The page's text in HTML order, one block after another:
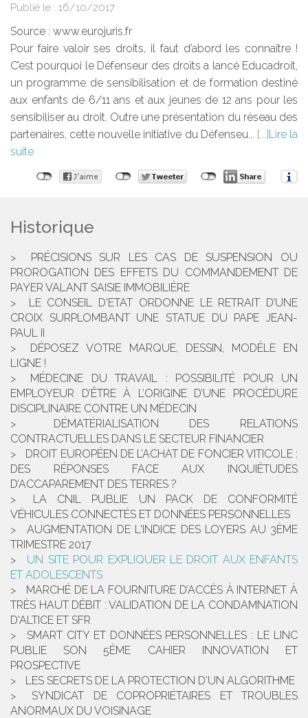
Publié le : 16/10/2017
Source : www.eurojuris.fr
Pour faire valoir ses droits, il faut d’abord les connaître !
C’est pourquoi le Défenseur des droits a lancé Educadroit,
un programme de sensibilisation et de formation destiné
aux enfants de 6/11 ans et aux jeunes de 12 ans pour les
sensibiliser au droit. Outre une présentation du réseau des
partenaires, cette nouvelle initiative du Défenseu...
Lire la
suite
Historique
PRÉCISIONS SUR LES CAS DE SUSPENSION OU
PROROGATION DES EFFETS DU COMMANDEMENT DE
PAYER VALANT SAISIE IMMOBILIÈRE
LE CONSEIL D'ETAT ORDONNE LE RETRAIT D’UNE
CROIX SURPLOMBANT UNE STATUE DU PAPE JEAN-
PAUL II
DÉPOSEZ VOTRE MARQUE, DESSIN, MODÈLE EN
LIGNE !
MÉDECINE DU TRAVAIL : POSSIBILITÉ POUR UN
EMPLOYEUR D’ÊTRE À L’ORIGINE D’UNE PROCÉDURE
DISCIPLINAIRE CONTRE UN MÉDECIN
DÉMATÉRIALISATION DES RELATIONS
CONTRACTUELLES DANS LE SECTEUR FINANCIER
DROIT EUROPÉEN DE L’ACHAT DE FONCIER VITICOLE :
DES RÉPONSES FACE AUX INQUIÉTUDES
D’ACCAPAREMENT DES TERRES ?
LA CNIL PUBLIE UN PACK DE CONFORMITÉ
VÉHICULES CONNECTÉS ET DONNÉES PERSONNELLES
AUGMENTATION DE L'INDICE DES LOYERS AU 3ÈME
TRIMESTRE 2017
UN SITE POUR EXPLIQUER LE DROIT AUX ENFANTS
ET ADOLESCENTS
MARCHÉ DE LA FOURNITURE D’ACCÈS À INTERNET À
TRÈS HAUT DÉBIT : VALIDATION DE LA CONDAMNATION
D'ALTICE ET SFR
SMART CITY ET DONNÉES PERSONNELLES : LE LINC
PUBLIE SON 5ÈME CAHIER INNOVATION ET
PROSPECTIVE
LES SECRETS DE LA PROTECTION D'UN ALGORITHME
SYNDICAT DE COPROPRIÉTAIRES ET TROUBLES
ANORMAUX DU VOISINAGE